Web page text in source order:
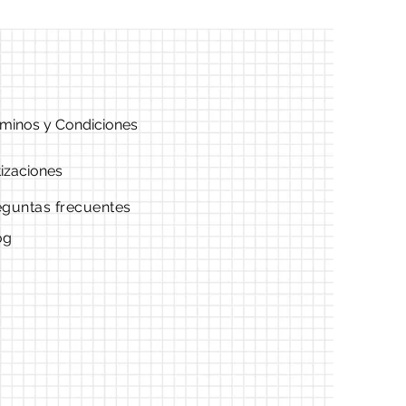
y Condiciones
frecuentes